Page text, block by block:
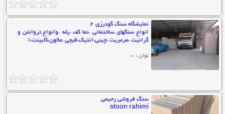
نمایشگاه سنگ گودرزی 2
انواع سنگهای ساختمانی .نما کف .پله .وانواع تروانتن و
گرانیت ،مرمریت ،چینی،انتیک،قیچی ،مالون،کابینت،ا
توان : 0
سنگ فروشی رحیمی
stoon rahimi